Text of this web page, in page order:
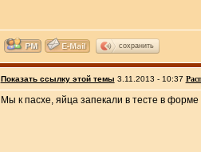
сохранить
Показать ссылку этой темы 3.11.2013 - 10:37
Мы к пасхе, яйца запекали в тесте в